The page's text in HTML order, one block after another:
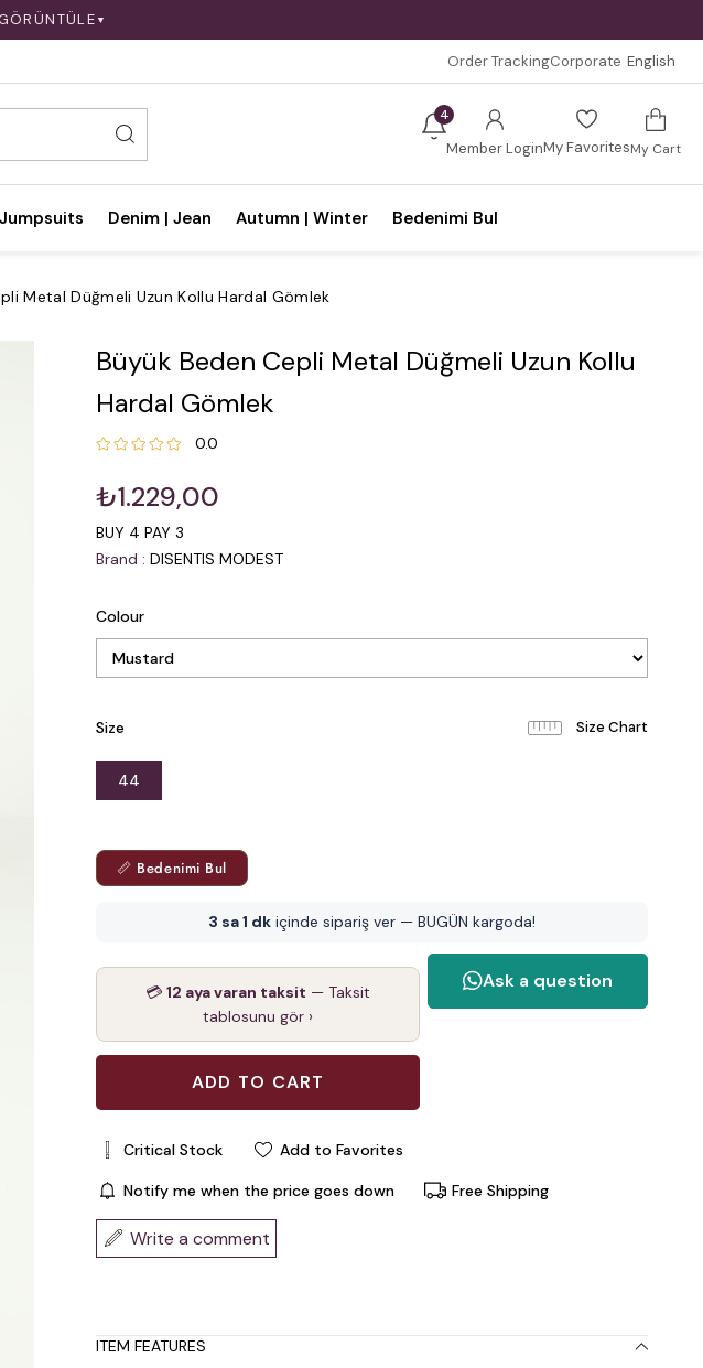
▼
Order TrackingCorporate English
4
Member LoginMy FavoritesMy Cart
Jumpsuits Denim | Jean Autumn | Winter Bedenimi Bul
Metal Düğmeli Uzun Kollu Hardal Gömlek
Büyük Beden Cepli Metal Düğmeli Uzun Kollu
Hardal Gömlek
0.0
₺1.229,00
BUY 4 PAY 3
Brand : DISENTIS MODEST
Colour
Size
44
📏 Bedenimi Bul
3 sa 1 dk içinde sipariş ver — BUGÜN kargoda!
💳12 aya varan taksit — Taksit
tablosunu gör ›
Critical Stock Add to Favorites
Notify me when the price goes down Free Shipping
Write a comment
ITEM FEATURES